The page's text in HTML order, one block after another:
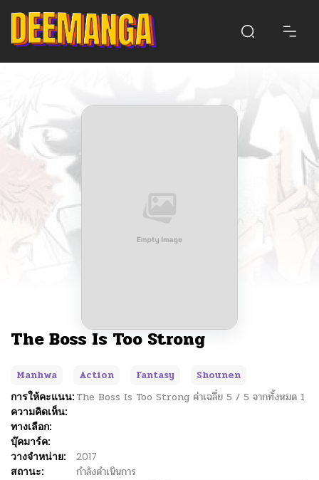
The Boss Is Too Strong
Manhwa Action Fantasy
Shounen
การให้คะแนน: The Boss Is Too Strong ค่าเฉลี่ย 5 / 5 จากทั้งหมด 1
ความคิดเห็น:
ทางเลือก:
บุ๊คมาร์ค:
วางจำหน่าย:
2017
สถานะ:
กำลังดำเนินการ